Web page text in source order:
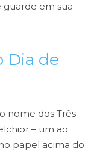
em sua
Dia de
nome dos Três
– um ao
papel acima do